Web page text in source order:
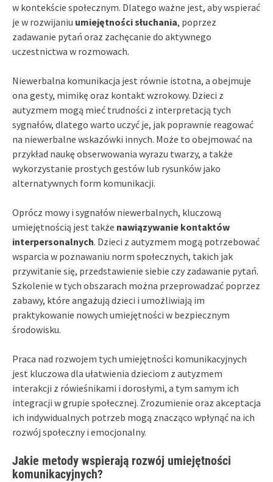
w kontekście społecznym. Dlatego ważne jest, aby wspierać
je w rozwijaniu umiejętności słuchania, poprzez
zadawanie pytań oraz zachęcanie do aktywnego
uczestnictwa w rozmowach.
Niewerbalna komunikacja jest równie istotna, a obejmuje
ona gesty, mimikę oraz kontakt wzrokowy. Dzieci z
autyzmem mogą mieć trudności z interpretacją tych
sygnałów, dlatego warto uczyć je, jak poprawnie reagować
na niewerbalne wskazówki innych. Może to obejmować na
przykład naukę obserwowania wyrazu twarzy, a także
wykorzystanie prostych gestów lub rysunków jako
alternatywnych form komunikacji.
Oprócz mowy i sygnałów niewerbalnych, kluczową
umiejętnością jest także nawiązywanie kontaktów
interpersonalnych. Dzieci z autyzmem mogą potrzebować
wsparcia w poznawaniu norm społecznych, takich jak
przywitanie się, przedstawienie siebie czy zadawanie pytań.
Szkolenie w tych obszarach można przeprowadzać poprzez
zabawy, które angażują dzieci i umożliwiają im
praktykowanie nowych umiejętności w bezpiecznym
środowisku.
Praca nad rozwojem tych umiejętności komunikacyjnych
jest kluczowa dla ułatwienia dzieciom z autyzmem
interakcji z rówieśnikami i dorosłymi, a tym samym ich
integracji w grupie społecznej. Zrozumienie oraz akceptacja
ich indywidualnych potrzeb mogą znacząco wpłynąć na ich
rozwój społeczny i emocjonalny.
Jakie metody wspierają rozwój umiejętności
komunikacyjnych?